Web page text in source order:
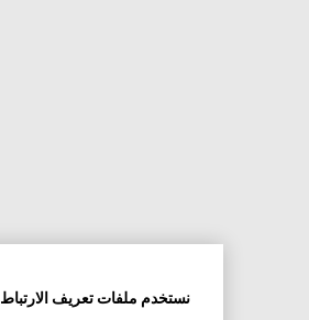
نستخدم ملفات تعريف الارتباط